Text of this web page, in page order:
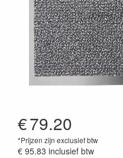
€79.20
*Prijzen zijn exclusief btw
€ 95.83 inclusief btw